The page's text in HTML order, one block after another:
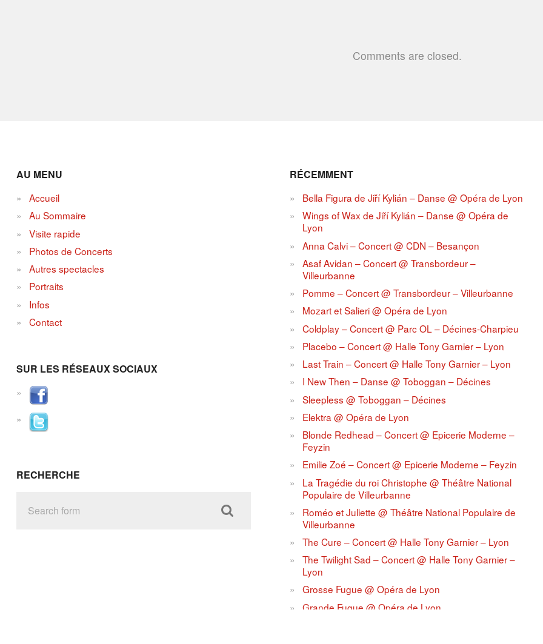
Comments are closed.
AU MENU
Accueil
Au Sommaire
Visite rapide
Photos de Concerts
Autres spectacles
Portraits
Infos
Contact
SUR LES RÉSEAUX SOCIAUX
RECHERCHE
RÉCEMMENT
Bella Figura de Jiří Kylián – Danse @ Opéra de Lyon
Wings of Wax de Jiří Kylián – Danse @ Opéra de
Lyon
Anna Calvi – Concert @ CDN – Besançon
Asaf Avidan – Concert @ Transbordeur –
Villeurbanne
Pomme – Concert @ Transbordeur – Villeurbanne
Mozart et Salieri @ Opéra de Lyon
Coldplay – Concert @ Parc OL – Décines-Charpieu
Placebo – Concert @ Halle Tony Garnier – Lyon
Last Train – Concert @ Halle Tony Garnier – Lyon
I New Then – Danse @ Toboggan – Décines
Sleepless @ Toboggan – Décines
Elektra @ Opéra de Lyon
Blonde Redhead – Concert @ Epicerie Moderne –
Feyzin
Emilie Zoé – Concert @ Epicerie Moderne – Feyzin
La Tragédie du roi Christophe @ Théâtre National
Populaire de Villeurbanne
Roméo et Juliette @ Théâtre National Populaire de
Villeurbanne
The Cure – Concert @ Halle Tony Garnier – Lyon
The Twilight Sad – Concert @ Halle Tony Garnier –
Lyon
Grosse Fugue @ Opéra de Lyon
Grande Fugue @ Opéra de Lyon